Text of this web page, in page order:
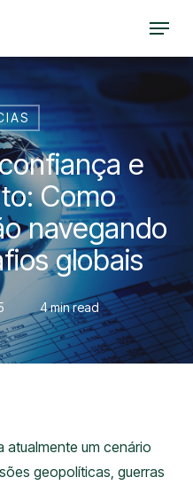
Menu
e
Como
navegando
globais
4 min read
atualmente um cenário
geopolíticas, guerras
Close